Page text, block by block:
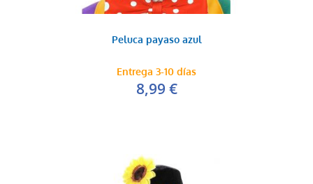
Peluca payaso azul
Entrega 3-10 días
8,99 €